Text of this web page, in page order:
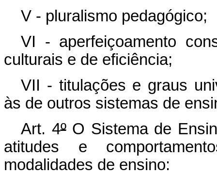
V - pluralismo pedagógico;
VI - aperfeiçoamento
culturais e de eficiência;
VII - titulações e graus
às de outros sistemas de
Art. 4º O Sistema de
atitudes e
modalidades de ensino: